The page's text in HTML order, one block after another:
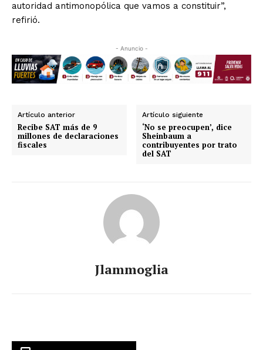
autoridad antimonopólica que vamos a constituir”,
refirió.
- Anuncio -
Artículo anterior
Recibe SAT más de 9
millones de declaraciones
fiscales
Artículo siguiente
‘No se preocupen’, dice
Sheinbaum a
contribuyentes por trato
del SAT
Jlammoglia